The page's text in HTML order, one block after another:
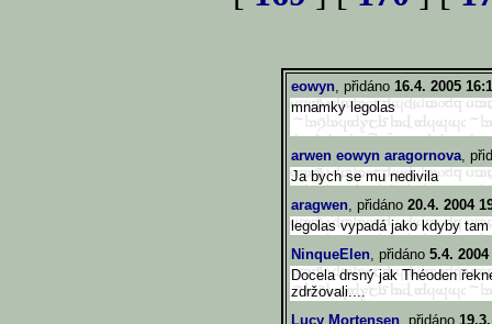
eowyn, přidáno 16.4. 2005
mnamky legolas
arwen eowyn aragornova,
Ja bych se mu nedivila
aragwen, přidáno 20.4. 2004
legolas vypadá jako kdyby
NinqueElen, přidáno 5.4.
Docela drsný jak Théoden
zdržovali....
Lucy Mortensen, přidáno